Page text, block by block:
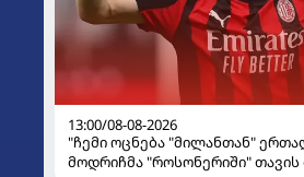
13:00/08-08-2026
"ჩემი ოცნება "მილანთან"
მოდრიჩმა "როსონერიში" თავის